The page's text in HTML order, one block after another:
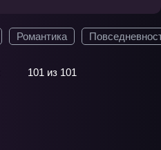
Романтика
101 из 101